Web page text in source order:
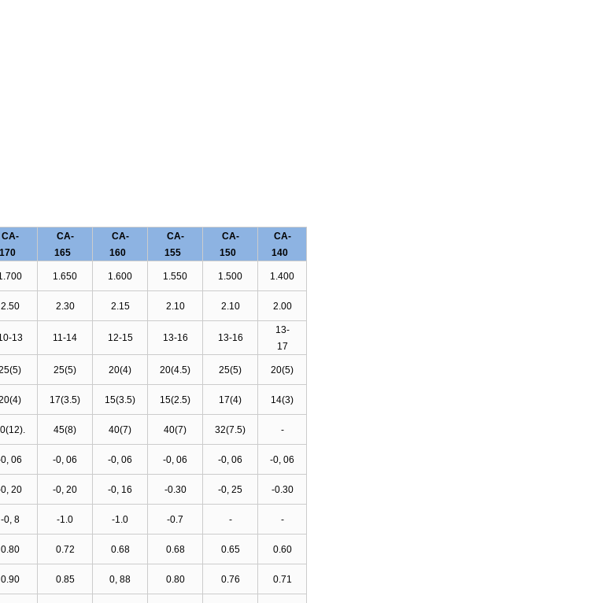
CA-
170
CA-
165
CA-
160
CA-
155
CA-
150
CA-
140
1.650 1.600 1.550 1.500 1.400
2.50 2.30 2.15 2.10 2.10 2.00
13 11-14 12-15 13-16 13-16
13-
17
25(5) 20(4) 20(4.5) 25(5) 20(5)
17(3.5) 15(3.5) 15(2.5) 17(4) 14(3)
45(8) 40(7) 40(7) 32(7.5) -
06 -0, 06 -0, 06 -0, 06 -0, 06 -0, 06
20 -0, 20 -0, 16 -0.30 -0, 25 -0.30
-0, 8 -1.0 -1.0 -0.7 - -
0.80 0.72 0.68 0.68 0.65 0.60
0.90 0.85 0, 88 0.80 0.76 0.71